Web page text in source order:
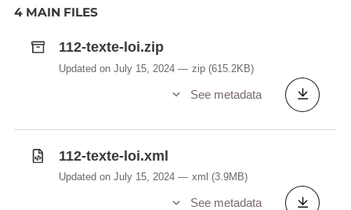
4 MAIN FILES
112-texte-loi.zip
Updated on July 15, 2024 zip (615.2KB)
See metadata
112-texte-loi.xml
Updated on July 15, 2024 xml (3.9MB)
See metadata